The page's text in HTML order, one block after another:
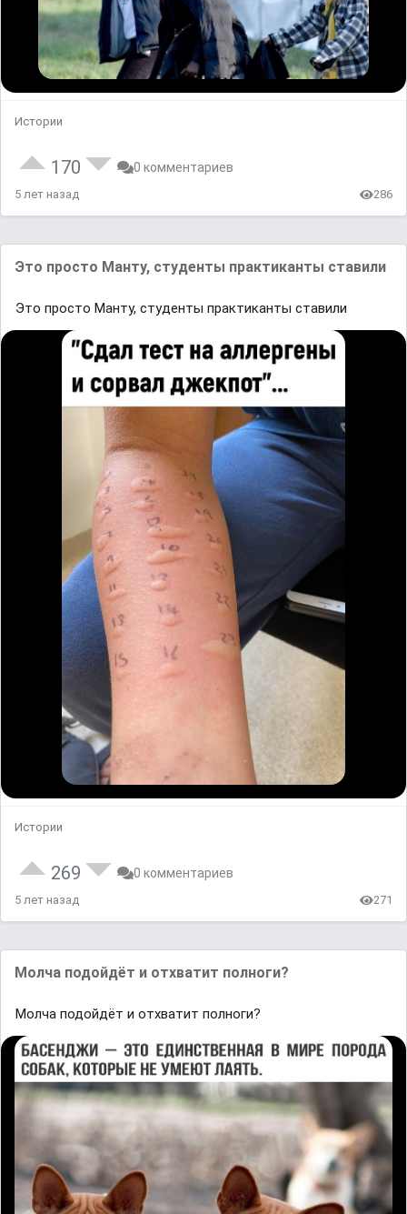
Истории
170 0 комментариев
5 лет назад 286
Это просто Манту, студенты практиканты ставили
Это просто Манту, студенты практиканты ставили
Истории
269 0 комментариев
5 лет назад 271
Молча подойдёт и отхватит полноги?
Молча подойдёт и отхватит полноги?